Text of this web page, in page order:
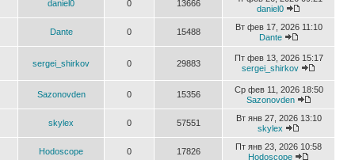
daniel0 0 13666
daniel0
Dante 0 15488
Вт фев 17, 2026 11:10
Dante
sergei_shirkov 0 29883
Пт фев 13, 2026 15:17
sergei_shirkov
Sazonovden 0 15356
Ср фев 11, 2026 18:50
Sazonovden
skylex 0 57551
Вт янв 27, 2026 13:10
skylex
Hodoscope 0 17826
Пт янв 23, 2026 10:58
Hodoscope